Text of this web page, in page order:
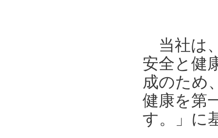
当社は
安全と健
成のため
健康を第
す。」に